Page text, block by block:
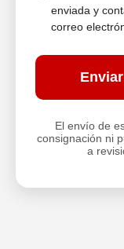
enviada y
correo
El envío de
consignación ni
a